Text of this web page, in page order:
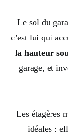
Le sol du
c’est lui qui
la hauteur
garage, et
Les étagères
idéales :